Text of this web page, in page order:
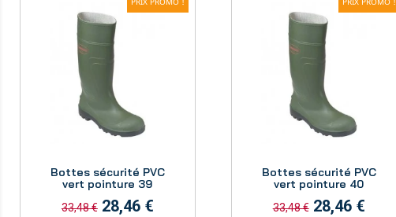
Bottes sécurité PVC
vert pointure 39
33,48 € 28,46 €
Bottes sécurité PVC
vert pointure 40
33,48 € 28,46 €